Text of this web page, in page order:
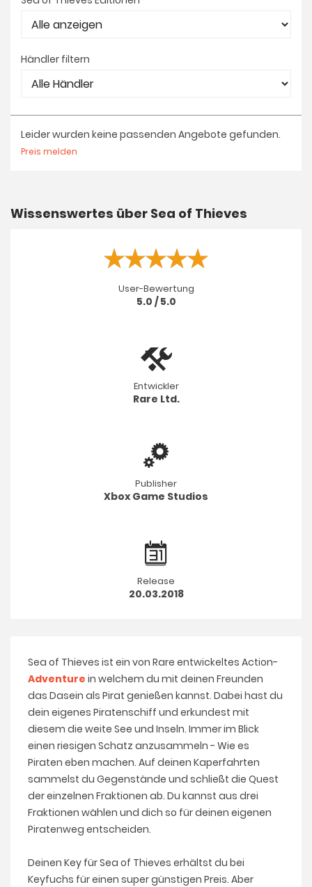
Händler filtern
Leider wurden keine passenden Angebote gefunden.
Preis melden
Wissenswertes über Sea of Thieves
User-Bewertung
5.0 / 5.0
Entwickler
Rare Ltd.
Publisher
Xbox Game Studios
Release
20.03.2018
Sea of Thieves ist ein von Rare entwickeltes Action-
Adventure in welchem du mit deinen Freunden
das Dasein als Pirat genießen kannst. Dabei hast du
dein eigenes Piratenschiff und erkundest mit
diesem die weite See und Inseln. Immer im Blick
einen riesigen Schatz anzusammeln - Wie es
Piraten eben machen. Auf deinen Kaperfahrten
sammelst du Gegenstände und schließt die Quest
der einzelnen Fraktionen ab. Du kannst aus drei
Fraktionen wählen und dich so für deinen eigenen
Piratenweg entscheiden.
Deinen Key für Sea of Thieves erhältst du bei
Keyfuchs für einen super günstigen Preis. Aber